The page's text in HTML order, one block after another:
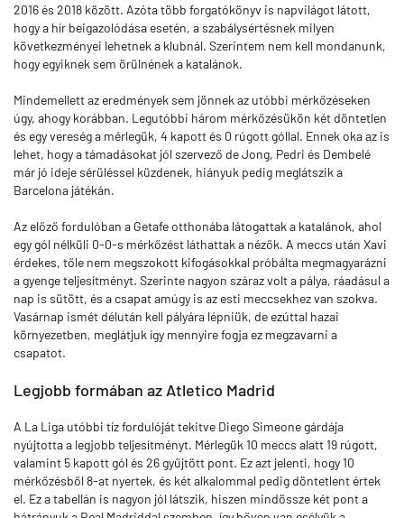
2016 és 2018 között. Azóta több forgatókönyv is napvilágot látott,
hogy a hír beigazolódása esetén, a szabálysértésnek milyen
következményei lehetnek a klubnál. Szerintem nem kell mondanunk,
hogy egyiknek sem örülnének a katalánok.
Mindemellett az eredmények sem jönnek az utóbbi mérkőzéseken
úgy, ahogy korábban. Legutóbbi három mérkőzésükön két döntetlen
és egy vereség a mérlegük, 4 kapott és 0 rúgott góllal. Ennek oka az is
lehet, hogy a támadásokat jól szervező de Jong, Pedri és Dembelé
már jó ideje sérüléssel küzdenek, hiányuk pedig meglátszik a
Barcelona játékán.
Az előző fordulóban a Getafe otthonába látogattak a katalánok, ahol
egy gól nélküli 0-0-s mérkőzést láthattak a nézők. A meccs után Xavi
érdekes, tőle nem megszokott kifogásokkal próbálta megmagyarázni
a gyenge teljesítményt. Szerinte nagyon száraz volt a pálya, ráadásul a
nap is sütött, és a csapat amúgy is az esti meccsekhez van szokva.
Vasárnap ismét délután kell pályára lépniük, de ezúttal hazai
környezetben, meglátjuk így mennyire fogja ez megzavarni a
csapatot.
Legjobb formában az Atletico Madrid
A La Liga utóbbi tíz fordulóját tekitve Diego Simeone gárdája
nyújtotta a legjobb teljesítményt. Mérlegük 10 meccs alatt 19 rúgott,
valamint 5 kapott gól és 26 gyűjtött pont. Ez azt jelenti, hogy 10
mérkőzésből 8-at nyertek, és két alkalommal pedig döntetlent értek
el. Ez a tabellán is nagyon jól látszik, hiszen mindössze két pont a